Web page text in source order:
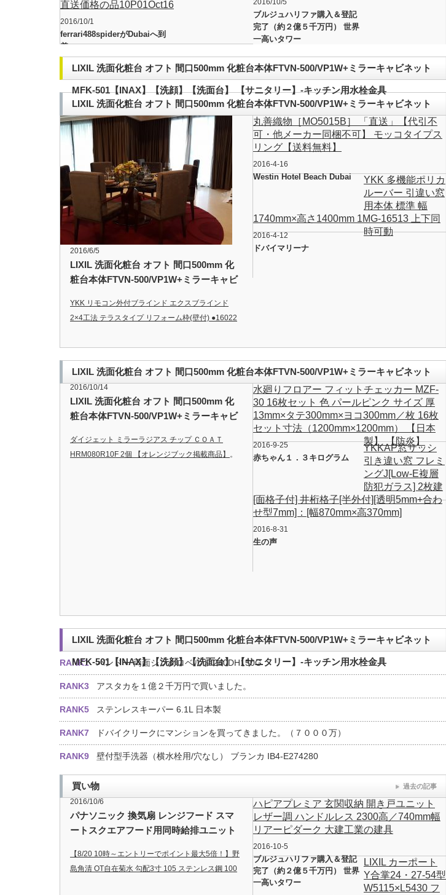
ッチン用水栓金具
2016/10/5
ブルジュハリファ購入＆登記
完了（約２億５千万円） 世界
一高いタワー
直送価格の品10P01Oct16
2016/10/1
ferrari488spiderがDubaiへ到
着
LIXIL 洗面化粧台 オフト 間口500mm 化粧台本体FTVN-500/VP1W+ミラーキャビネット
MFK-501【INAX】【洗顔】【洗面台】 【サニタリー】-キッチン用水栓金具
LIXIL 洗面化粧台 オフト 間口500mm 化粧台本体FTVN-500/VP1W+ミラーキャビネット
MFK-501【INAX】【洗顔】【洗面台】 【サニタリー】-キッチン用水栓金具
2016/6/5
LIXIL 洗面化粧台 オフト 間口500mm 化
粧台本体FTVN-500/VP1W+ミラーキャビ
台】 【サニタリー】-キッチン用水栓金具
YKK リモコン外付ブラインド エクスブラインド
2×4工法 テラスタイプ リフォーム枠(壁付) ●16022
丸善織物［MO5015B］ 「直送」【代引不
可・他メーカー同梱不可】 モッコタイプス
リング【送料無料】
2016-4-16
Westin Hotel Beach Dubai
YKK 多機能ポリカ
ルーバー 引違い窓
用本体 標準 幅
1740mm×高さ1400mm 1MG-16513 上下同
時可動
2016-4-12
ドバイマリーナ
LIXIL 洗面化粧台 オフト 間口500mm 化粧台本体FTVN-500/VP1W+ミラーキャビネット
MFK-501【INAX】【洗顔】【洗面台】 【サニタリー】-キッチン用水栓金具
2016/10/14
LIXIL 洗面化粧台 オフト 間口500mm 化
粧台本体FTVN-500/VP1W+ミラーキャビ
台】 【サニタリー】-キッチン用水栓金具
ダイジェット ミラーラジアス チップ ＣＯＡＴ
HRM080R10F 2個 【オレンジブック掲載商品】 。
水廻りフロアー フィットチェッカー MZF-
30 16枚セット 色 パールピンク サイズ 厚
13mm×タテ300mm×ヨコ300mm／枚 16枚
セット寸法（1200mm×1200mm） 【日本
製】 【防炎】
2016-9-25
赤ちゃん１．３キログラム
YKKAP窓サッシ
引き違い窓 フレミ
ングJ[Low-E複層
防犯ガラス] 2枚建
[面格子付] 井桁格子[半外付][透明5mm+合わ
せ型7mm]：[幅870mm×高370mm]
2016-8-31
生の声
LIXIL 洗面化粧台 オフト 間口500mm 化粧台本体FTVN-500/VP1W+ミラーキャビネット
MFK-501【INAX】【洗顔】【洗面台】 【サニタリー】-キッチン用水栓金具
RANK1 バンドー 両面シンクロベルト 240DH150G
RANK3 アスタカを１億２千万円で買いました。
RANK5 ステンレスキーパー 6.1L 日本製
RANK7 ドバイクリークにマンションを買ってきました。（７０００万）
RANK9 壁付型手洗器（横水栓用/穴なし） ブランカ IB4-E274280
買い物 過去の記事
2016/10/6
パナソニック 換気扇 レンジフード スマ
ートスクエアフード用同時給排ユニット
色：ホワイト 【受注生産品】 ★スーパー
ポイントアップ!!条件を満たすとポイント
【8/20 10時～エントリーでポイント最大5倍！】野
島角清 OT自在菊水 勾配3寸 105 ステンレス鋼 100
ハピアプレミア 玄関収納 開き戸ユニット
レザー調 ハンドルレス 2300高／740mm幅
リアーピダーク 大建工業の建具
2016-10-5
ブルジュハリファ購入＆登記
完了（約２億５千万円） 世界
一高いタワー
LIXIL カーポート
Y合掌24・27-54型
W5115×L5430 フ